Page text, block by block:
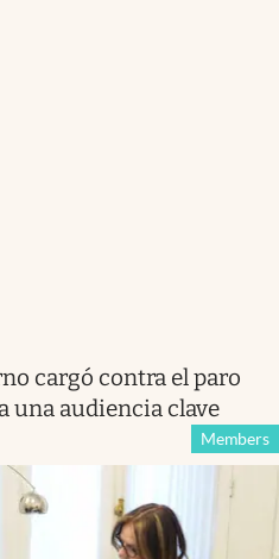
cargó contra el paro
una audiencia clave
Members